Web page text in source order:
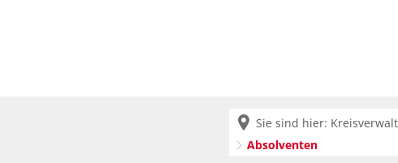
Sie sind hier:
Absolventen